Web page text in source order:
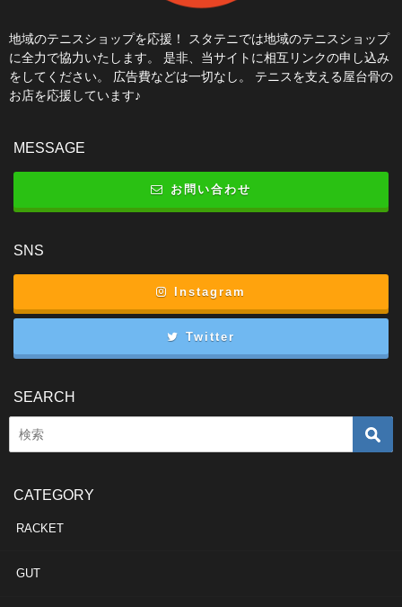
地域のテニスショップを応援！ スタテニでは地域のテニスショップ
に全力で協力いたします。 是非、当サイトに相互リンクの申し込み
をしてください。 広告費などは一切なし。 テニスを支える屋台骨の
お店を応援しています♪
MESSAGE
お問い合わせ
SNS
Instagram
Twitter
SEARCH
CATEGORY
RACKET
GUT